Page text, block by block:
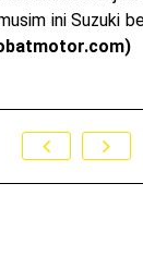
ini Suzuki